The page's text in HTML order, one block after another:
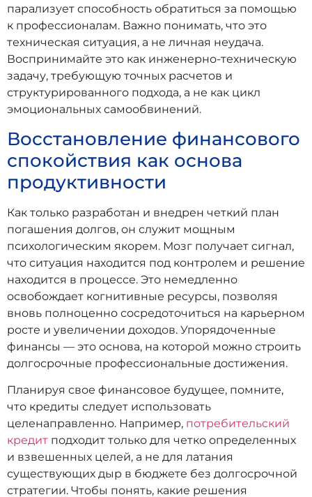
парализует способность обратиться за помощью
к профессионалам. Важно понимать, что это
техническая ситуация, а не личная неудача.
Воспринимайте это как инженерно-техническую
задачу, требующую точных расчетов и
структурированного подхода, а не как цикл
эмоциональных самообвинений.
Восстановление финансового
спокойствия как основа
продуктивности
Как только разработан и внедрен четкий план
погашения долгов, он служит мощным
психологическим якорем. Мозг получает сигнал,
что ситуация находится под контролем и решение
находится в процессе. Это немедленно
освобождает когнитивные ресурсы, позволяя
вновь полноценно сосредоточиться на карьерном
росте и увеличении доходов. Упорядоченные
финансы — это основа, на которой можно строить
долгосрочные профессиональные достижения.
Планируя свое финансовое будущее, помните,
что кредиты следует использовать
целенаправленно. Например, потребительский
кредит подходит только для четко определенных
и взвешенных целей, а не для латания
существующих дыр в бюджете без долгосрочной
стратегии. Чтобы понять, какие решения